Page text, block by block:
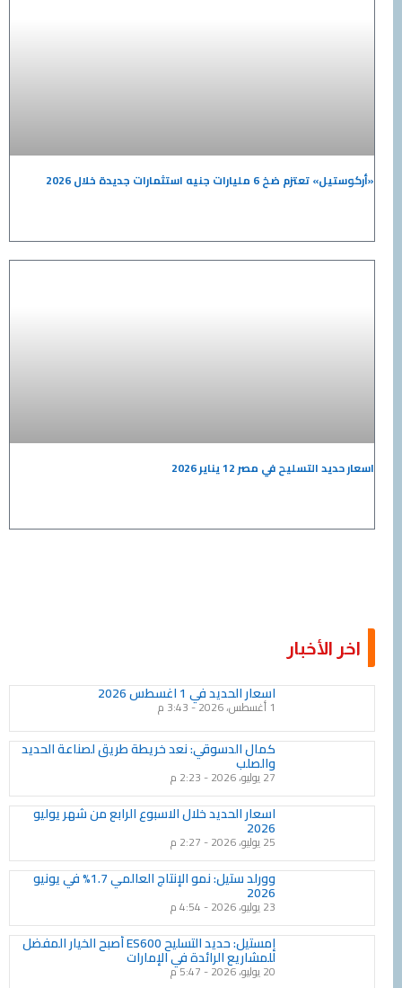
«أركوستيل» تعتزم ضخ 6 مليارات جنيه استثمارات جديدة خلال 2026
اسعار حديد التسليح في مصر 12 يناير 2026
اخر الأخبار
اسعار الحديد في 1 اغسطس 2026
3:43 م
كمال الدسوقي: نعد خريطة طريق لصناعة الحديد
والصلب
27 يوليو، 2026 2:23 م
اسعار الحديد خلال الاسبوع الرابع من شهر يوليو
2026
25 يوليو، 2026 2:27 م
وورلد ستيل: نمو الإنتاج العالمي 1.7% في يونيو
2026
23 يوليو، 2026 4:54 م
إمستيل: حديد التسليح ES600 أصبح الخيار المفضل
للمشاريع الرائدة في الإمارات
20 يوليو، 2026 5:47 م
PagePagePagePagePagePagePagePagePagePage